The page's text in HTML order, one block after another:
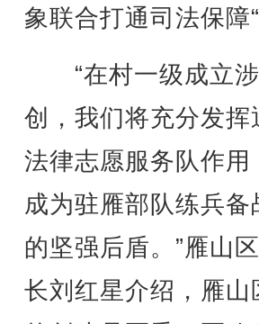
象联合打通司法保障
“在村一级成立涉
创，我们将充分发
法律志愿服务队作
成为驻雁部队练兵
的坚强后盾。”雁山
长刘红星介绍，雁